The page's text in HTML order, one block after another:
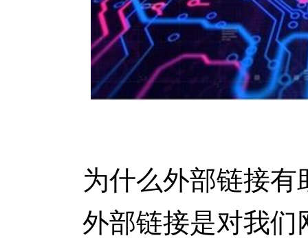
为什么外部链接有
外部链接是对我们